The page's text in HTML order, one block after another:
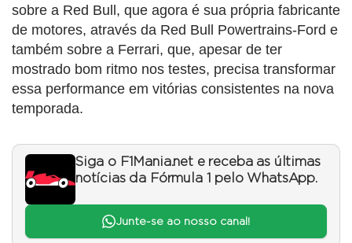
sobre a Red Bull, que agora é sua própria fabricante
de motores, através da Red Bull Powertrains-Ford e
também sobre a Ferrari, que, apesar de ter
mostrado bom ritmo nos testes, precisa transformar
essa performance em vitórias consistentes na nova
temporada.
Siga o F1Mania.net e receba as últimas
notícias da Fórmula 1 pelo WhatsApp.
Junte-se ao nosso canal!